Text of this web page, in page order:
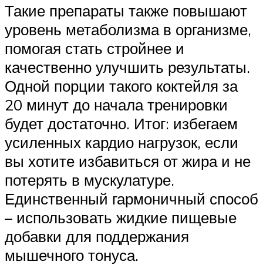
Такие препараты также повышают
уровень метаболизма в организме,
помогая стать стройнее и
качественно улучшить результаты.
Одной порции такого коктейля за
20 минут до начала тренировки
будет достаточно. Итог: избегаем
усиленных кардио нагрузок, если
вы хотите избавиться от жира и не
потерять в мускулатуре.
Единственный гармоничный способ
– использовать жидкие пищевые
добавки для поддержания
мышечного тонуса.